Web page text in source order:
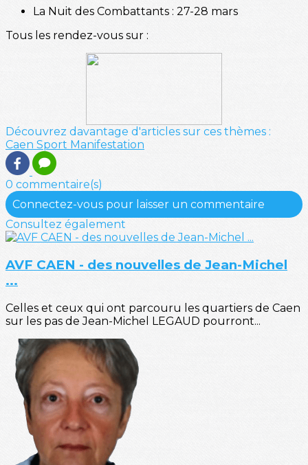
La Nuit des Combattants : 27-28 mars
Tous les rendez-vous sur :
Découvrez davantage d'articles sur ces thèmes :
Caen Sport Manifestation
0 commentaire(s)
Connectez-vous pour laisser un commentaire
Consultez également
AVF CAEN - des nouvelles de Jean-Michel
...
Celles et ceux qui ont parcouru les quartiers de Caen
sur les pas de Jean-Michel LEGAUD pourront...